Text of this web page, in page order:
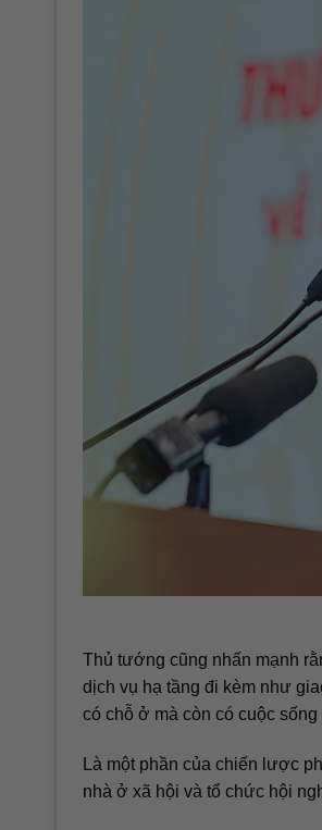
Thủ tướng cũng nhấn mạnh
dịch vụ hạ tầng đi kèm như
có chỗ ở mà còn có cuộc sống
Là một phần của chiến lược
nhà ở xã hội và tổ chức hội